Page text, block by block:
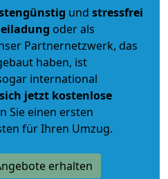
und stressfrei
oder als
Partnernetzwerk, das
haben, ist
international
jetzt kostenlose
Sie einen ersten
für Ihren Umzug.
erhalten